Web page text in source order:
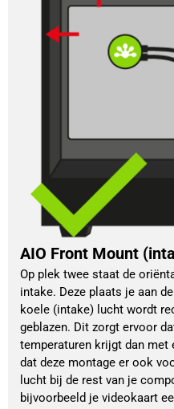
AIO Front Mount
Op plek twee staat de
intake. Deze plaats je aan
koele (intake) lucht wordt
geblazen. Dit zorgt ervoor
temperaturen krijgt dan met
dat deze montage er ook
lucht bij de rest van je